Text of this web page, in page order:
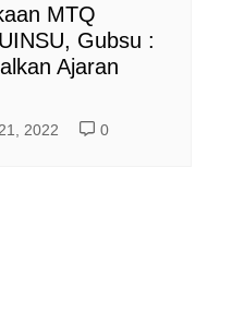
MTQ
Gubsu :
Ajaran
2022 0